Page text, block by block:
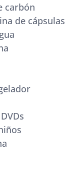
carbón
de cápsulas